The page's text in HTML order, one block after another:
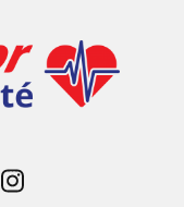
new window)
in a newin a new
Instagram
(Opens in a